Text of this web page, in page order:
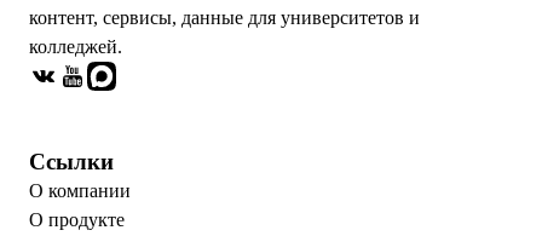
контент, сервисы, данные для университетов и
колледжей.
Ссылки
О компании
О продукте